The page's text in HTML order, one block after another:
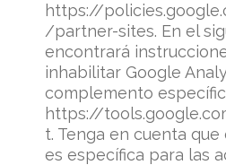
https://
/partner-sites. En el
encontrará
inhabilitar Google
complemento
https://
t. Tenga en cuenta
es específica para las